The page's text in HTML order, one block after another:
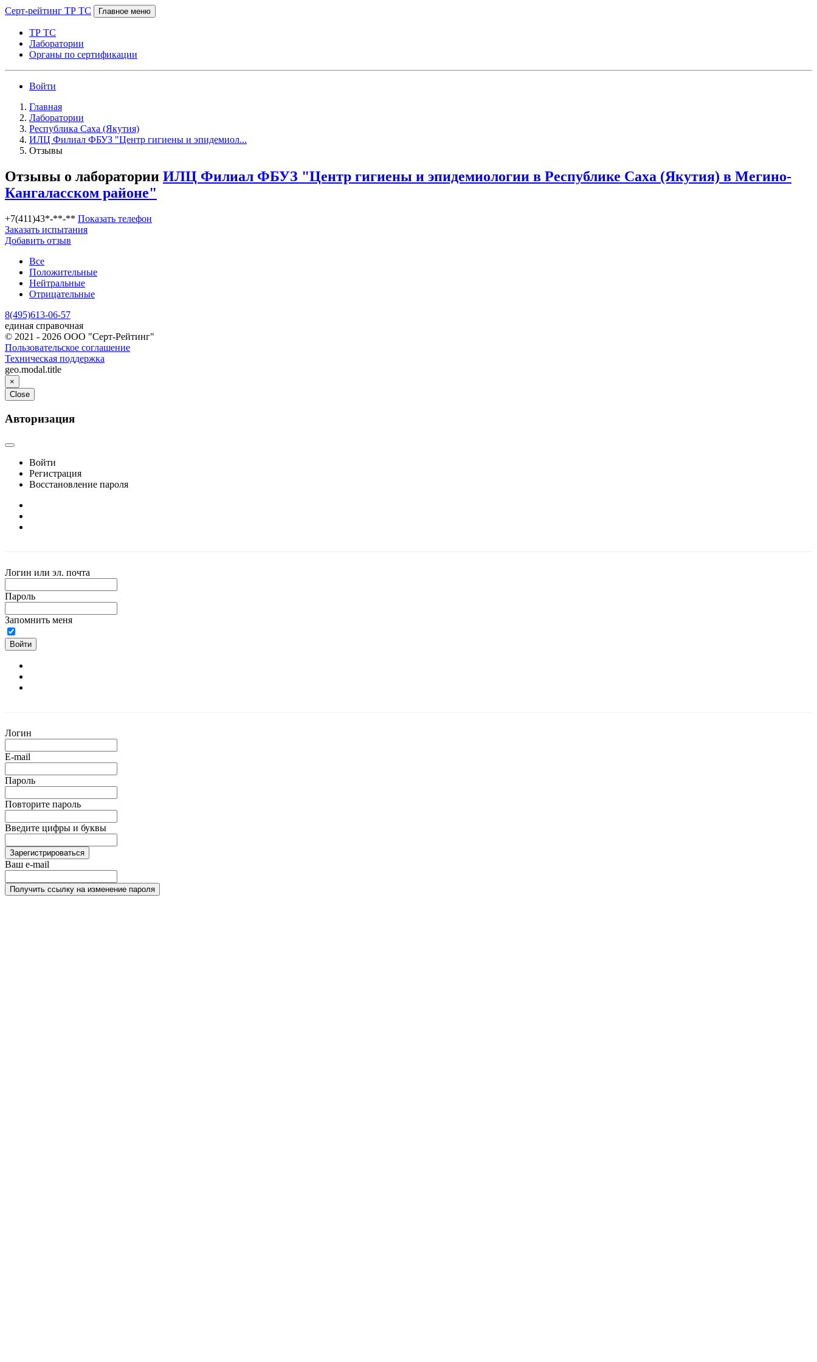
Серт-рейтинг ТР ТС Главное меню
ТР ТС
Лаборатории
Органы по сертификации
Войти
Главная
Лаборатории
Республика Саха (Якутия)
ИЛЦ Филиал ФБУЗ "Центр гигиены и эпидемиол...
Отзывы
Отзывы о лаборатории ИЛЦ Филиал ФБУЗ "Центр гигиены и эпидемиологии в Республике Саха (Якутия) в Мегино-
Кангаласском районе"
+7(411)43*-**-** Показать телефон
Заказать испытания
Добавить отзыв
Все
Положительные
Нейтральные
Отрицательные
8(495)613-06-57
единая справочная
© 2021 - 2026 ООО "Серт-Рейтинг"
Пользовательское соглашение
Техническая поддержка
geo.modal.title
×
Close
Авторизация
Войти
Регистрация
Восстановление пароля
Логин или эл. почта
Пароль
Запомнить меня
Войти
Логин
E-mail
Пароль
Повторите пароль
Введите цифры и буквы
Зарегистрироваться
Ваш e-mail
Получить ссылку на изменение пароля